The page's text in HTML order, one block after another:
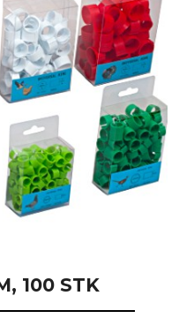
100 STK